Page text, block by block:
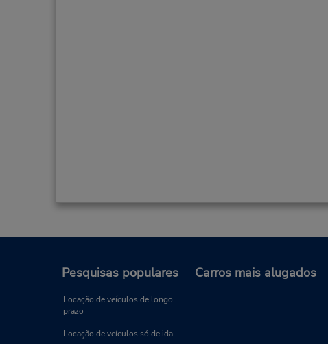
Pesquisas populares
Locação de veículos de longo
prazo
Locação de veículos só de ida
Carros mais alugados